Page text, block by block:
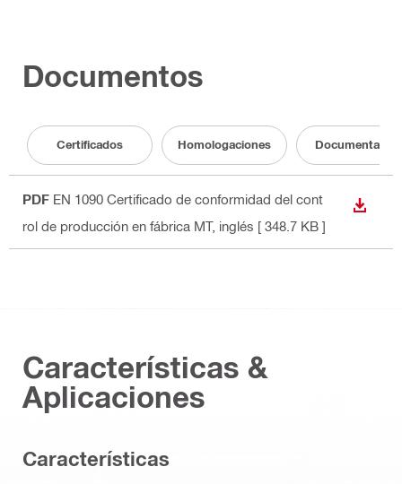
Documentos
Certificados Homologaciones Documentación
PDF EN 1090 Certificado de conformidad del cont
rol de producción en fábrica MT, inglés [ 348.7 KB ]
Características &
Aplicaciones
Características